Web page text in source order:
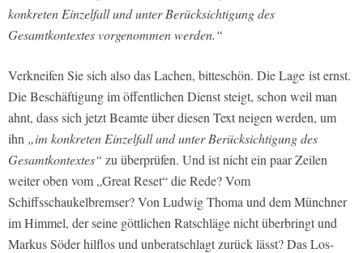
konkreten Einzelfall und unter Berücksichtigung des
Gesamtkontextes vorgenommen werden.“
Verkneifen Sie sich also das Lachen, bitteschön. Die Lage ist ernst.
Die Beschäftigung im öffentlichen Dienst steigt, schon weil man
ahnt, dass sich jetzt Beamte über diesen Text neigen werden, um
ihn „im konkreten Einzelfall und unter Berücksichtigung des
Gesamtkontextes“ zu überprüfen. Und ist nicht ein paar Zeilen
weiter oben vom „Great Reset“ die Rede? Vom
Schiffsschaukelbremser? Von Ludwig Thoma und dem Münchner
im Himmel, der seine göttlichen Ratschläge nicht überbringt und
Markus Söder hilflos und unberatschlagt zurück lässt? Das Los-